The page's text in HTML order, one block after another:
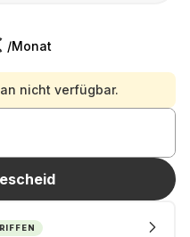
/Monat
nicht verfügbar.